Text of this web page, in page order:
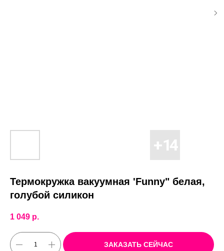
Термокружка вакуумная 'Funny" белая,
голубой силикон
1 049 р.
ЗАКАЗАТЬ СЕЙЧАС